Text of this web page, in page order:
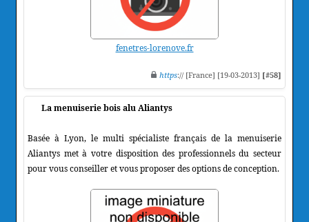
fenetres-lorenove.fr
https:// [France] [19-03-2013] [#58]
La menuiserie bois alu Aliantys
Basée à Lyon, le multi spécialiste français de la menuiserie
Aliantys met à votre disposition des professionnels du secteur
pour vous conseiller et vous proposer des options de conception.